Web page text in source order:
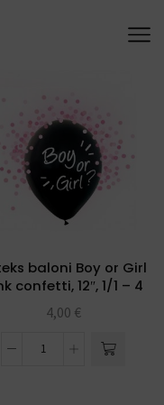
baloni Boy or Girl
confetti, 12″, 1/1 – 4
kom
4,00 €